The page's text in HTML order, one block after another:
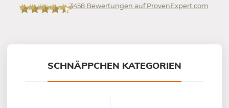
3458Bewertungen auf ProvenExpert.com
SCHNÄPPCHEN KATEGORIEN